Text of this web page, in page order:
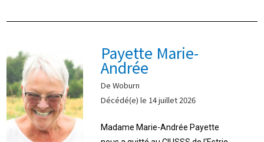
Payette Marie-
Andrée
De Woburn
Décédé(e) le 14 juillet 2026
Madame Marie-Andrée Payette